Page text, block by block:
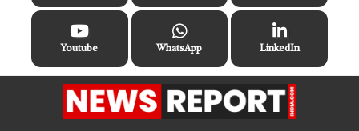
Youtube WhatsApp LinkedIn